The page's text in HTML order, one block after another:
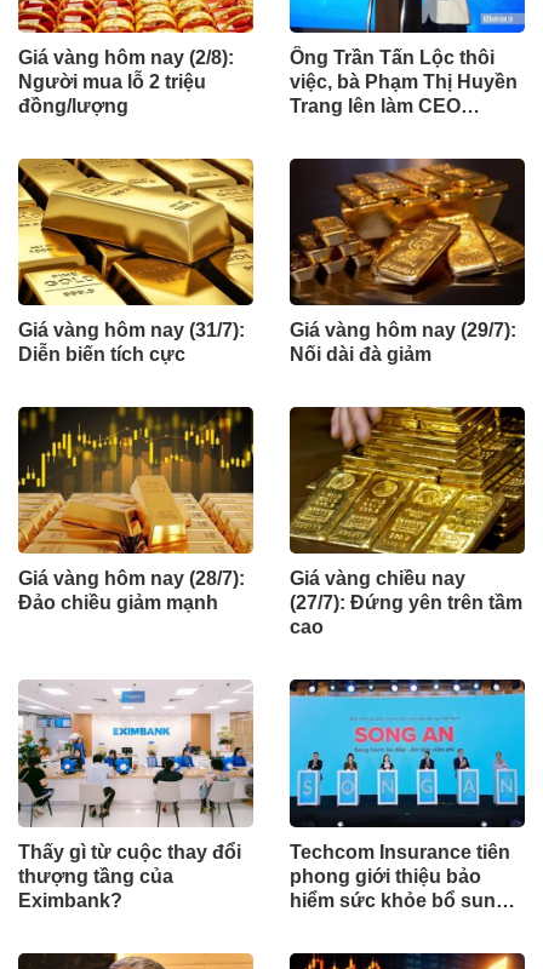
Giá vàng hôm nay (2/8):
Người mua lỗ 2 triệu
đồng/lượng
Ông Trần Tấn Lộc thôi
việc, bà Phạm Thị Huyền
Trang lên làm CEO
Giá vàng hôm nay (31/7):
Diễn biến tích cực
Giá vàng hôm nay (29/7):
Nối dài đà giảm
Giá vàng hôm nay (28/7):
Đảo chiều giảm mạnh
Giá vàng chiều nay
(27/7): Đứng yên trên tầm
cao
Thấy gì từ cuộc thay đổi
thượng tầng của
Eximbank?
Techcom Insurance tiên
phong giới thiệu bảo
hiểm sức khỏe bổ sung